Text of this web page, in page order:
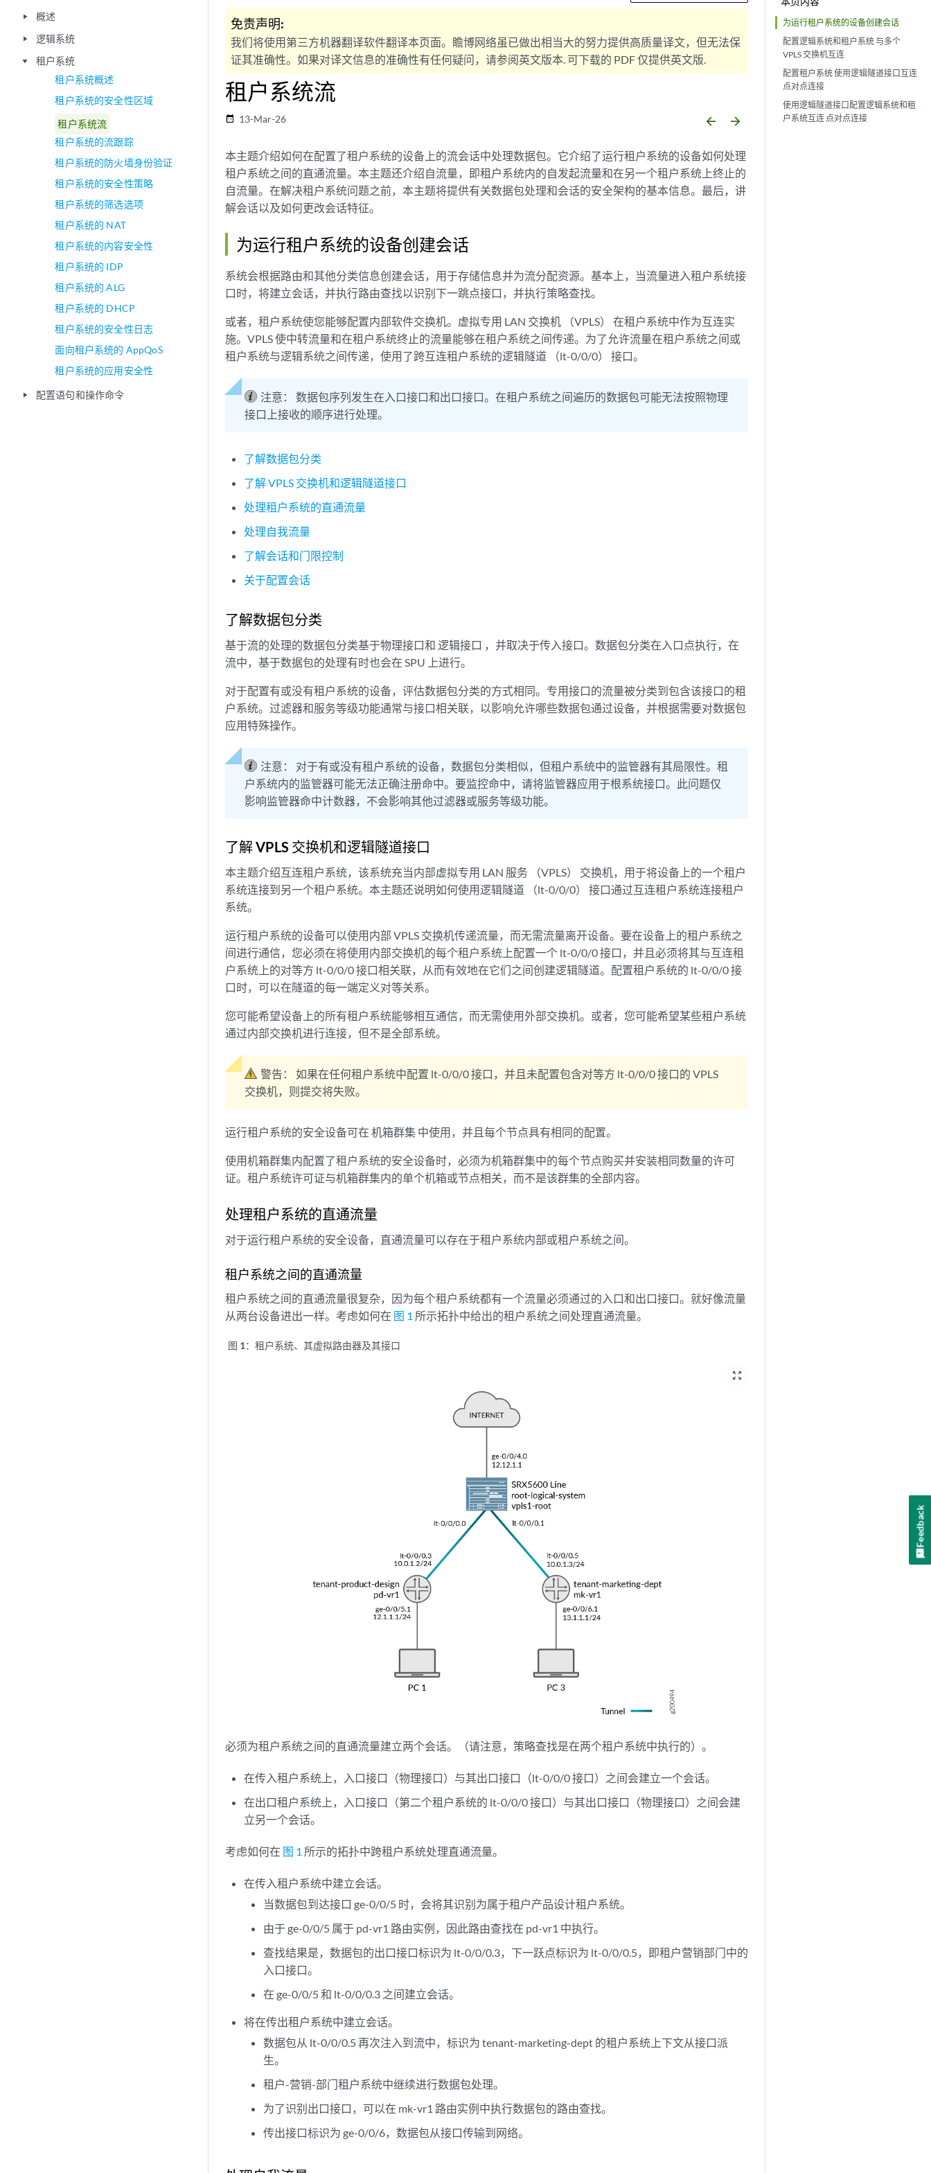
play_arrow 概述
play_arrow 逻辑系统
play_arrow
租户系统
租户系统概述
租户系统的安全性区域
租户系统流
租户系统的流跟踪
租户系统的防火墙身份验证
租户系统的安全性策略
租户系统的筛选选项
租户系统的 NAT
租户系统的内容安全性
租户系统的 IDP
租户系统的 ALG
租户系统的 DHCP
租户系统的安全性日志
面向租户系统的 AppQoS
租户系统的应用安全性
play_arrow 配置语句和操作命令
为运行租户系统的设备创建会话
配置逻辑系统和租户系统 与多个
VPLS 交换机互连
配置租户系统 使用逻辑隧道接口互连
点对点连接
使用逻辑隧道接口配置逻辑系统和租
户系统互连 点对点连接
免责声明:
我们将使用第三方机器翻译软件翻译本页面。瞻博网络虽已做出相当大的努力提供高质量译文，但无法保
证其准确性。如果对译文信息的准确性有任何疑问，请参阅英文版本. 可下载的 PDF 仅提供英文版.
租户系统流
date_range 13-Mar-26 arrow_backward arrow_forward
本主题介绍如何在配置了租户系统的设备上的流会话中处理数据包。它介绍了运行租户系统的设备如何处理
租户系统之间的直通流量。本主题还介绍自流量，即租户系统内的自发起流量和在另一个租户系统上终止的
自流量。在解决租户系统问题之前，本主题将提供有关数据包处理和会话的安全架构的基本信息。最后，讲
解会话以及如何更改会话特征。
为运行租户系统的设备创建会话
系统会根据路由和其他分类信息创建会话，用于存储信息并为流分配资源。基本上，当流量进入租户系统接
口时，将建立会话，并执行路由查找以识别下一跳点接口，并执行策略查找。
或者，租户系统使您能够配置内部软件交换机。虚拟专用 LAN 交换机 （VPLS） 在租户系统中作为互连实
施。VPLS 使中转流量和在租户系统终止的流量能够在租户系统之间传递。为了允许流量在租户系统之间或
租户系统与逻辑系统之间传递，使用了跨互连租户系统的逻辑隧道 （lt-0/0/0） 接口。
注意：
数据包序列发生在入口接口和出口接口。在租户系统之间遍历的数据包可能无法按照物理
接口上接收的顺序进行处理。
了解数据包分类
了解 VPLS 交换机和逻辑隧道接口
处理租户系统的直通流量
处理自我流量
了解会话和门限控制
关于配置会话
了解数据包分类
基于流的处理的数据包分类基于物理接口和 逻辑接口 ，并取决于传入接口。数据包分类在入口点执行，在
流中，基于数据包的处理有时也会在 SPU 上进行。
对于配置有或没有租户系统的设备，评估数据包分类的方式相同。专用接口的流量被分类到包含该接口的租
户系统。过滤器和服务等级功能通常与接口相关联，以影响允许哪些数据包通过设备，并根据需要对数据包
应用特殊操作。
注意：
对于有或没有租户系统的设备，数据包分类相似，但租户系统中的监管器有其局限性。租
户系统内的监管器可能无法正确注册命中。要监控命中，请将监管器应用于根系统接口。此问题仅
影响监管器命中计数器，不会影响其他过滤器或服务等级功能。
了解 VPLS 交换机和逻辑隧道接口
本主题介绍互连租户系统，该系统充当内部虚拟专用 LAN 服务 （VPLS） 交换机，用于将设备上的一个租户
系统连接到另一个租户系统。本主题还说明如何使用逻辑隧道 （lt-0/0/0） 接口通过互连租户系统连接租户
系统。
运行租户系统的设备可以使用内部 VPLS 交换机传递流量，而无需流量离开设备。要在设备上的租户系统之
间进行通信，您必须在将使用内部交换机的每个租户系统上配置一个 lt-0/0/0 接口，并且必须将其与互连租
户系统上的对等方 lt-0/0/0 接口相关联，从而有效地在它们之间创建逻辑隧道。配置租户系统的 lt-0/0/0 接
口时，可以在隧道的每一端定义对等关系。
您可能希望设备上的所有租户系统能够相互通信，而无需使用外部交换机。或者，您可能希望某些租户系统
通过内部交换机进行连接，但不是全部系统。
警告：
如果在任何租户系统中配置 lt-0/0/0 接口，并且未配置包含对等方 lt-0/0/0 接口的 VPLS
交换机，则提交将失败。
运行租户系统的安全设备可在 机箱群集 中使用，并且每个节点具有相同的配置。
使用机箱群集内配置了租户系统的安全设备时，必须为机箱群集中的每个节点购买并安装相同数量的许可
证。租户系统许可证与机箱群集内的单个机箱或节点相关，而不是该群集的全部内容。
处理租户系统的直通流量
对于运行租户系统的安全设备，直通流量可以存在于租户系统内部或租户系统之间。
租户系统之间的直通流量
租户系统之间的直通流量很复杂，因为每个租户系统都有一个流量必须通过的入口和出口接口。就好像流量
从两台设备进出一样。考虑如何在 图 1 所示拓扑中给出的租户系统之间处理直通流量。
图 1： 租户系统、其虚拟路由器及其接口
zoom_out_map
必须为租户系统之间的直通流量建立两个会话。（请注意，策略查找是在两个租户系统中执行的）。
在传入租户系统上，入口接口（物理接口）与其出口接口（lt-0/0/0 接口）之间会建立一个会话。
在出口租户系统上，入口接口（第二个租户系统的 lt-0/0/0 接口）与其出口接口（物理接口）之间会建
立另一个会话。
考虑如何在 图 1 所示的拓扑中跨租户系统处理直通流量。
在传入租户系统中建立会话。
当数据包到达接口 ge-0/0/5 时，会将其识别为属于租户产品设计租户系统。
由于 ge-0/0/5 属于 pd-vr1 路由实例，因此路由查找在 pd-vr1 中执行。
查找结果是，数据包的出口接口标识为 lt-0/0/0.3，下一跃点标识为 lt-0/0/0.5，即租户营销部门中的
入口接口。
在 ge-0/0/5 和 lt-0/0/0.3 之间建立会话。
将在传出租户系统中建立会话。
数据包从 lt-0/0/0.5 再次注入到流中，标识为 tenant-marketing-dept 的租户系统上下文从接口派
生。
租户-营销-部门租户系统中继续进行数据包处理。
为了识别出口接口，可以在 mk-vr1 路由实例中执行数据包的路由查找。
传出接口标识为 ge-0/0/6，数据包从接口传输到网络。
Feedback